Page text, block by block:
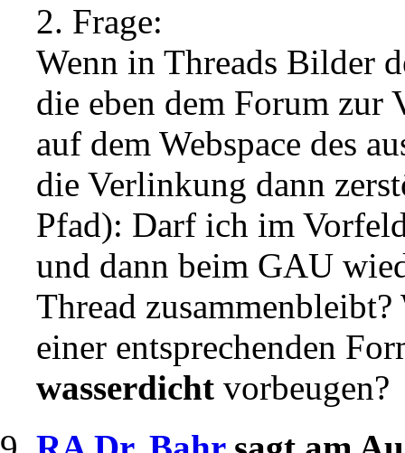
2. Frage:
Wenn in Threads Bilder
die eben dem Forum zur
auf dem Webspace des
die Verlinkung dann
Pfad): Darf ich im
und dann beim GAU
Thread
einer entsprechenden
wasserdicht vorbeugen?